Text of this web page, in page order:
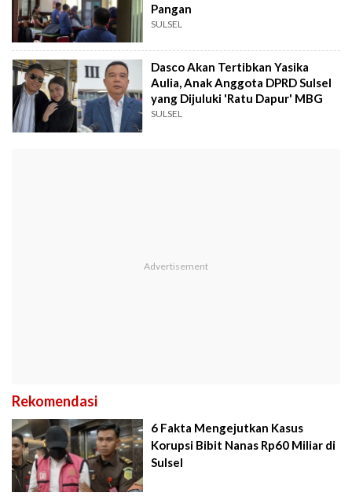
Pangan
SULSEL
Dasco Akan Tertibkan Yasika
Aulia, Anak Anggota DPRD Sulsel
yang Dijuluki 'Ratu Dapur' MBG
SULSEL
Rekomendasi
6 Fakta Mengejutkan Kasus
Korupsi Bibit Nanas Rp60 Miliar di
Sulsel